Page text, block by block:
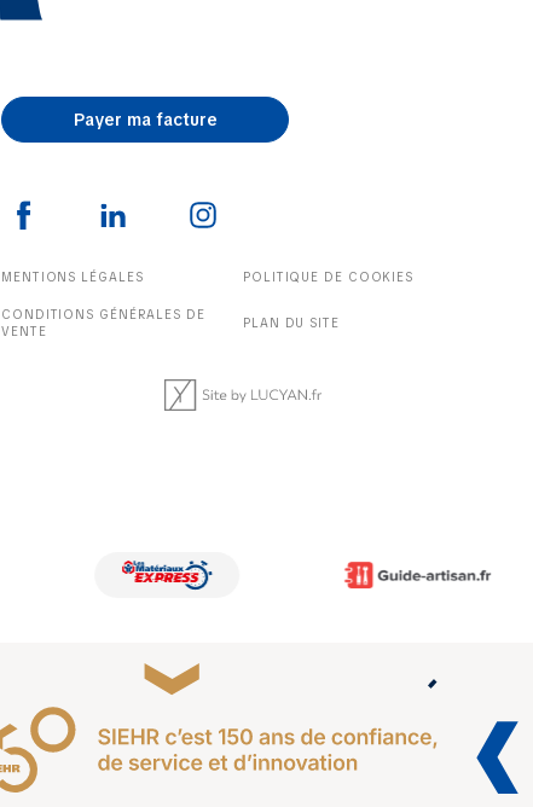
Payer ma facture
MENTIONS LÉGALES POLITIQUE DE COOKIES
CONDITIONS GÉNÉRALES DE
VENTE
PLAN DU SITE